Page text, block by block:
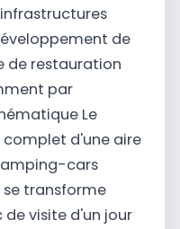
de
de restauration
par
Le
d'une aire
cars
transforme
visite d'un jour